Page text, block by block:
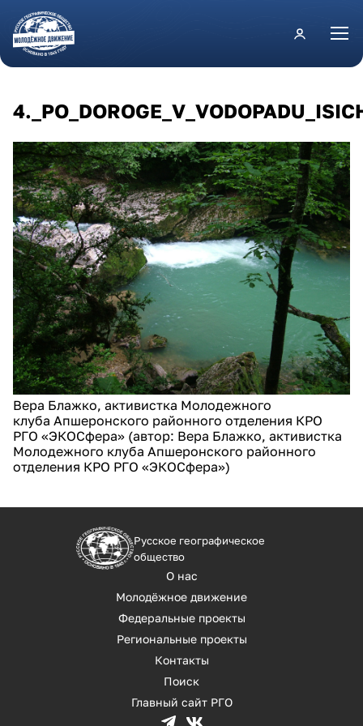
Перейти к основному содержанию
Вера Блажко, активистка Молодежного
клуба Апшеронского районного отделения КРО
РГО «ЭКОСфера» (автор: Вера Блажко, активистка
Молодежного клуба Апшеронского районного
отделения КРО РГО «ЭКОСфера»)
Русское географическое
общество
О нас
Молодёжное движение
Федеральные проекты
Региональные проекты
Контакты
Поиск
Главный сайт РГО